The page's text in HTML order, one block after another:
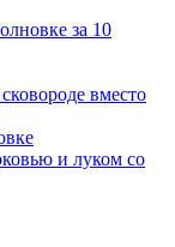
за 10
вместо
и луком со